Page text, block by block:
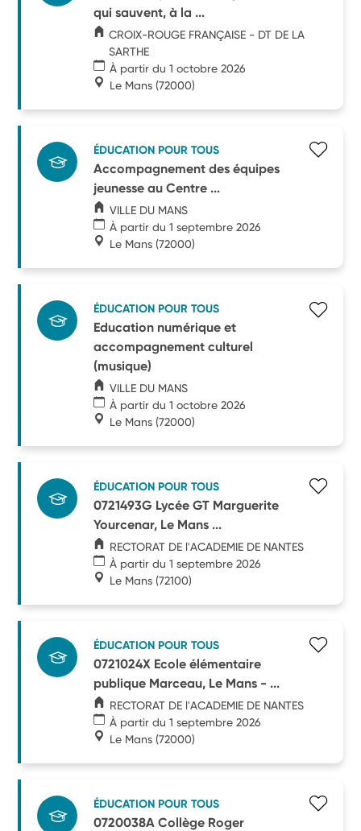
qui sauvent, à la ...
CROIX-ROUGE FRANÇAISE - DT DE LA
SARTHE
À partir du 1 octobre 2026
Le Mans (72000)
ÉDUCATION POUR TOUS
Accompagnement des équipes
jeunesse au Centre ...
VILLE DU MANS
À partir du 1 septembre 2026
Le Mans (72000)
ÉDUCATION POUR TOUS
Education numérique et
accompagnement culturel
(musique)
VILLE DU MANS
À partir du 1 octobre 2026
Le Mans (72000)
ÉDUCATION POUR TOUS
0721493G Lycée GT Marguerite
Yourcenar, Le Mans ...
RECTORAT DE l'ACADEMIE DE NANTES
À partir du 1 septembre 2026
Le Mans (72100)
ÉDUCATION POUR TOUS
0721024X Ecole élémentaire
publique Marceau, Le Mans - ...
RECTORAT DE l'ACADEMIE DE NANTES
À partir du 1 septembre 2026
Le Mans (72000)
ÉDUCATION POUR TOUS
0720038A Collège Roger